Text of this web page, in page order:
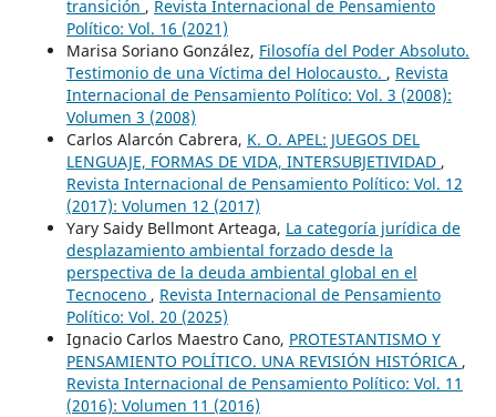
transición , Revista Internacional de Pensamiento
Político: Vol. 16 (2021)
Marisa Soriano González, Filosofía del Poder Absoluto.
Testimonio de una Víctima del Holocausto. , Revista
Internacional de Pensamiento Político: Vol. 3 (2008):
Volumen 3 (2008)
Carlos Alarcón Cabrera, K. O. APEL: JUEGOS DEL
LENGUAJE, FORMAS DE VIDA, INTERSUBJETIVIDAD ,
Revista Internacional de Pensamiento Político: Vol. 12
(2017): Volumen 12 (2017)
Yary Saidy Bellmont Arteaga, La categoría jurídica de
desplazamiento ambiental forzado desde la
perspectiva de la deuda ambiental global en el
Tecnoceno , Revista Internacional de Pensamiento
Político: Vol. 20 (2025)
Ignacio Carlos Maestro Cano, PROTESTANTISMO Y
PENSAMIENTO POLÍTICO. UNA REVISIÓN HISTÓRICA ,
Revista Internacional de Pensamiento Político: Vol. 11
(2016): Volumen 11 (2016)